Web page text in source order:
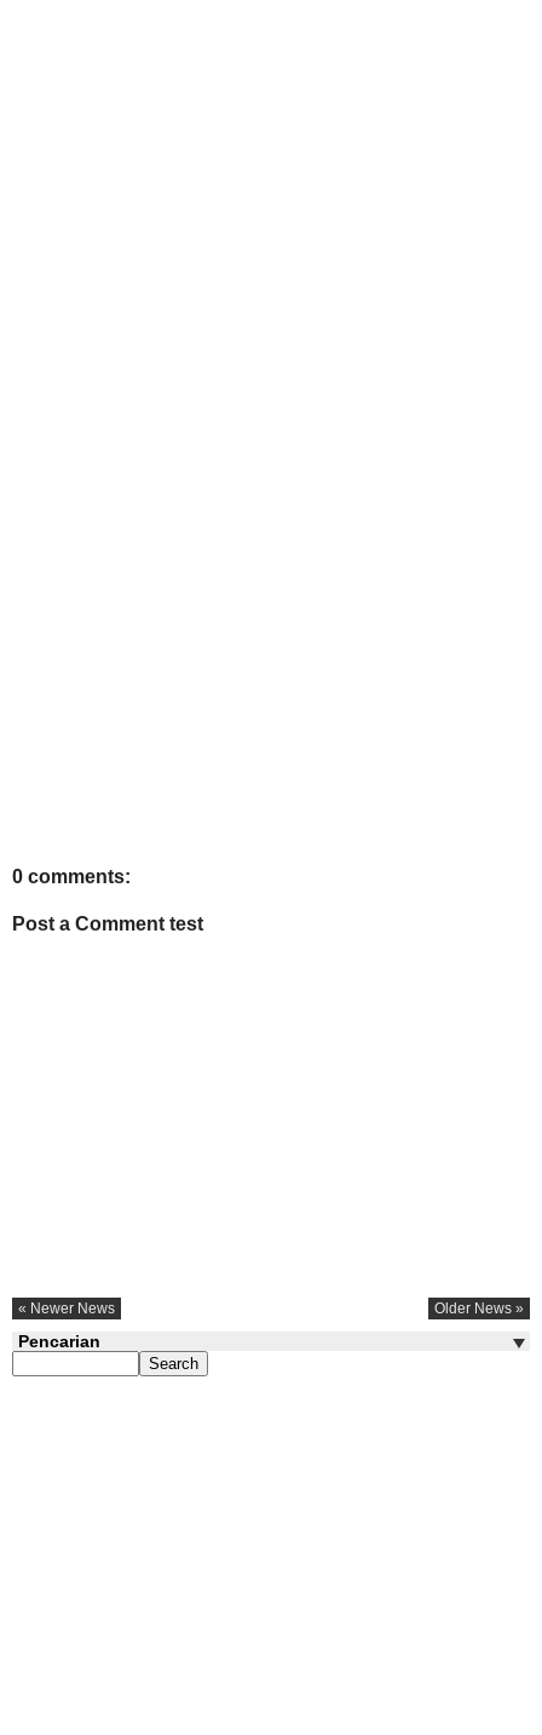
0 comments:
Post a Comment test
« Newer News Older News »
Pencarian